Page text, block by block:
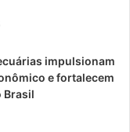
impulsionam
e fortalecem
Brasil